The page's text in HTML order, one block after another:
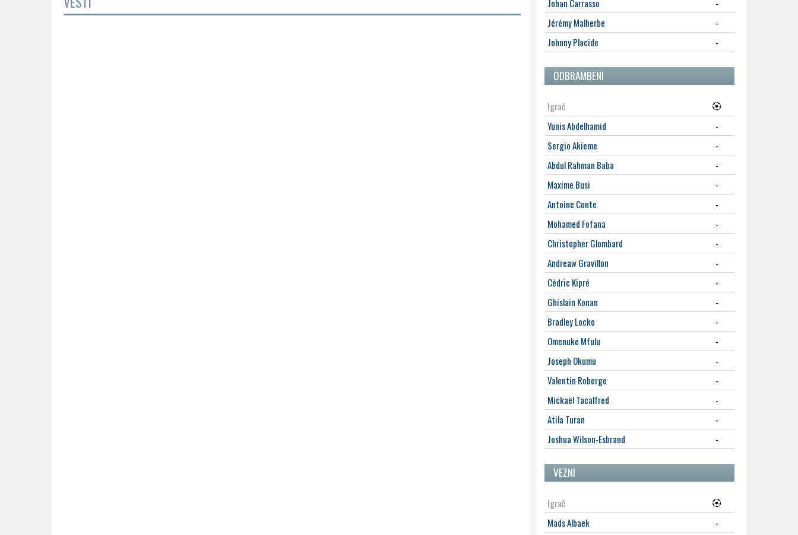
Johan Carrasso
-
Jérémy Malherbe
-
Johnny Placide
-
ODBRAMBENI
Igrač
Yunis Abdelhamid
-
Sergio Akieme
-
Abdul Rahman Baba
-
Maxime Busi
-
Antoine Conte
-
Mohamed Fofana
-
Christopher Glombard
-
Andreaw Gravillon
-
Cédric Kipré
-
Ghislain Konan
-
Bradley Locko
-
Omenuke Mfulu
-
Joseph Okumu
-
Valentin Roberge
-
Mickaël Tacalfred
-
Atila Turan
-
Joshua Wilson-Esbrand
-
VEZNI
Igrač
Mads Albaek
-